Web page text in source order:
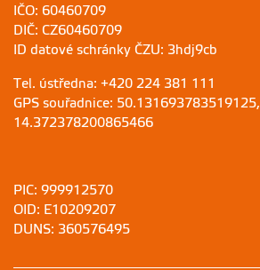
IČO: 60460709
DIČ: CZ60460709
ID datové schránky ČZU: 3hdj9cb
Tel. ústředna: +420 224 381 111
GPS souřadnice: 50.131693783519125,
14.372378200865466
PIC: 999912570
OID: E10209207
DUNS: 360576495